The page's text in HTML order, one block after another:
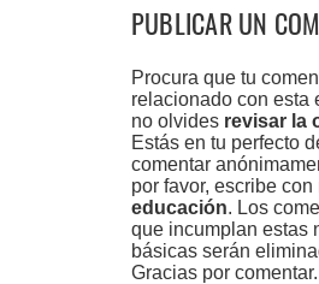
PUBLICAR UN
Procura que tu
relacionado con esta
no olvides revisar la
Estás en tu perfecto
comentar
por favor, escribe con
educación. Los
que incumplan estas
básicas serán
Gracias por comentar.